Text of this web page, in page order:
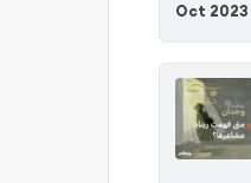
Oct